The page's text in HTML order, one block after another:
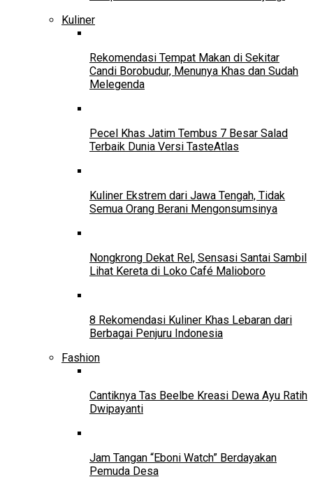
Kuliner
Rekomendasi Tempat Makan di Sekitar
Candi Borobudur, Menunya Khas dan Sudah
Melegenda
Pecel Khas Jatim Tembus 7 Besar Salad
Terbaik Dunia Versi TasteAtlas
Kuliner Ekstrem dari Jawa Tengah, Tidak
Semua Orang Berani Mengonsumsinya
Nongkrong Dekat Rel, Sensasi Santai Sambil
Lihat Kereta di Loko Café Malioboro
8 Rekomendasi Kuliner Khas Lebaran dari
Berbagai Penjuru Indonesia
Fashion
Cantiknya Tas Beelbe Kreasi Dewa Ayu Ratih
Dwipayanti
Jam Tangan “Eboni Watch” Berdayakan
Pemuda Desa